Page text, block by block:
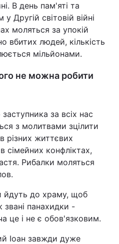
В день пам'яті та
Другій світовій війні
моляться за упокій
вбитих людей, кількість
мільйонами.
не можна робити
за всіх нас
з молитвами зцілити
різних життєвих
сімейних конфліктах,
Рибалки моляться
йдуть до храму, щоб
звані панахидки -
це і не є обов'язковим.
Іоан завжди дуже